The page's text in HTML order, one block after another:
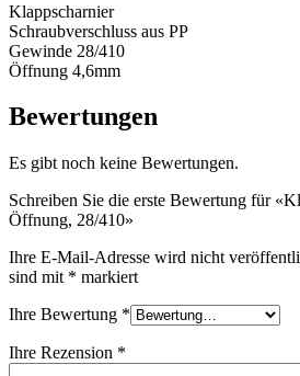
Kosmetik
Nachhaltig
Saucenflaschen(24)
Klappscharnier
Schraubverschluss aus PP
Gewinde 28/410
Öffnung 4,6mm
Bewertungen
Es gibt noch keine Bewertungen.
Schreiben Sie die erste Bewertung für
Öffnung, 28/410»
Ihre E-Mail-Adresse wird nicht
sind mit * markiert
Ihre Bewertung *
Ihre Rezension *